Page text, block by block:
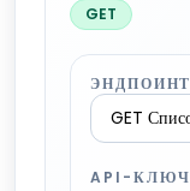
GET
ЭНДПОИНТ
API-КЛЮЧ